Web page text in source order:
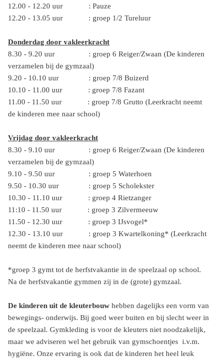
12.00 - 12.20 uur : Pauze
12.20 - 13.05 uur : groep 1/2 Tureluur
Donderdag door vakleerkracht
8.30 - 9.20 uur : groep 6 Reiger/Zwaan (De kinderen
verzamelen bij de gymzaal)
9.20 - 10.10 uur : groep 7/8 Buizerd
10.10 - 11.00 uur : groep 7/8 Fazant
11.00 - 11.50 uur : groep 7/8 Grutto (Leerkracht neemt
de kinderen mee naar school)
Vrijdag door vakleerkracht
8.30 - 9.10 uur : groep 6 Reiger/Zwaan (De kinderen
verzamelen bij de gymzaal)
9.10 - 9.50 uur : groep 5 Waterhoen
9.50 - 10.30 uur : groep 5 Scholekster
10.30 - 11.10 uur : groep 4 Rietzanger
11:10 - 11.50 uur : groep 3 Zilvermeeuw
11.50 - 12.30 uur : groep 3 IJsvogel*
12.30 - 13.10 uur : groep 3 Kwartelkoning* (Leerkracht
neemt de kinderen mee naar school)
*groep 3 gymt tot de herfstvakantie in de speelzaal op school.
Na de herfstvakantie gymmen zij in de (grote) gymzaal.
De kinderen uit de kleuterbouw hebben dagelijks een vorm van
bewegings- onderwijs. Bij goed weer buiten en bij slecht weer in
de speelzaal. Gymkleding is voor de kleuters niet noodzakelijk,
maar we adviseren wel het gebruik van gymschoentjes i.v.m.
hygiëne. Onze ervaring is ook dat de kinderen het heel leuk